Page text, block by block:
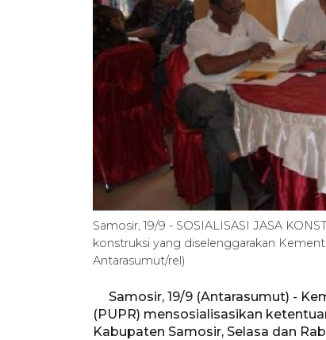
Samosir, 19/9 - SOSIALISASI JASA
konstruksi yang diselenggarakan
Antarasumut/rel)
Samosir, 19/9 (Antarasumut) -
(PUPR) mensosialisasikan
Kabupaten Samosir, Selasa dan